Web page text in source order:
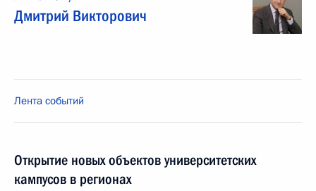
Дмитрий Викторович
Лента событий
Открытие новых объектов университетских
кампусов в регионах